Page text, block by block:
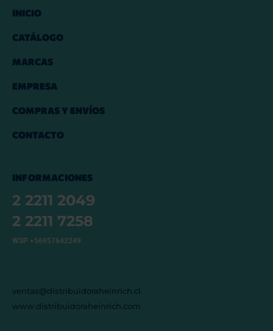
INICIO
CATÁLOGO
MARCAS
EMPRESA
COMPRAS Y ENVÍOS
CONTACTO
INFORMACIONES
2 2211 2049
2 2211 7258
WSP +56957642249
ventas@distribuidoraheinrich.cl
www.distribuidoraheinrich.com